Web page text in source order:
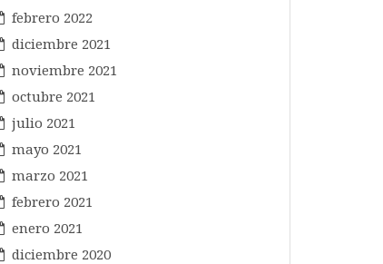
febrero 2022
diciembre 2021
noviembre 2021
octubre 2021
julio 2021
mayo 2021
marzo 2021
febrero 2021
enero 2021
diciembre 2020